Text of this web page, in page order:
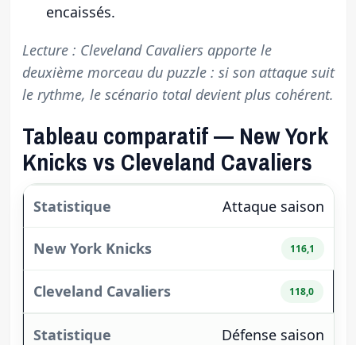
encaissés.
Lecture : Cleveland Cavaliers apporte le
deuxième morceau du puzzle : si son attaque suit
le rythme, le scénario total devient plus cohérent.
Tableau comparatif — New York
Knicks vs Cleveland Cavaliers
Attaque saison
116,1
118,0
Défense saison